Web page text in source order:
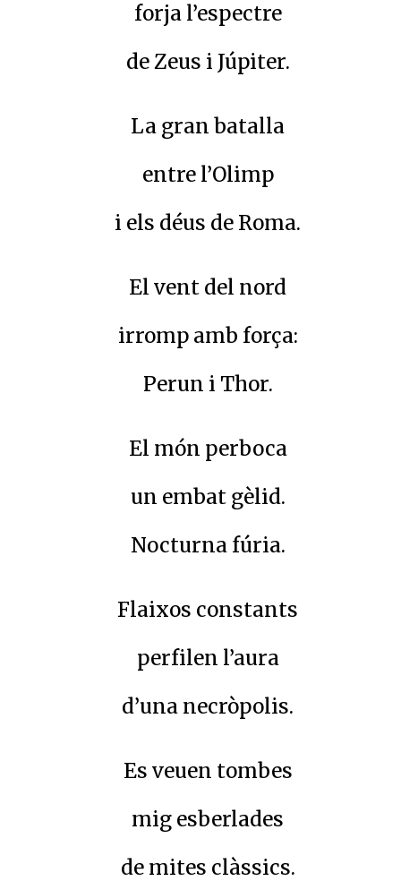
forja l’espectre
de Zeus i Júpiter.
La gran batalla
entre l’Olimp
i els déus de Roma.
El vent del nord
irromp amb força:
Perun i Thor.
El món perboca
un embat gèlid.
Nocturna fúria.
Flaixos constants
perfilen l’aura
d’una necròpolis.
Es veuen tombes
mig esberlades
de mites clàssics.